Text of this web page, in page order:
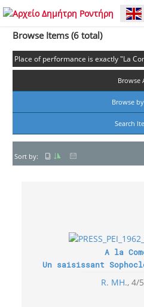
Browse Items (6 total)
Place of performance is exactly "La
Browse
Browse
Search
Sort by:
A la
Un saisissant
R. MH. 4/